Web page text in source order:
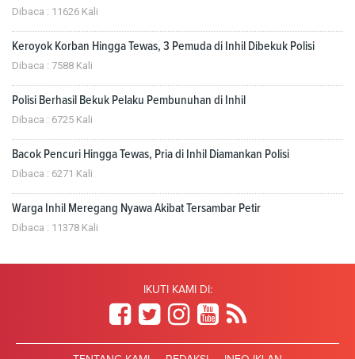
Dibaca : 11626 Kali
Keroyok Korban Hingga Tewas, 3 Pemuda di Inhil Dibekuk Polisi
Dibaca : 7588 Kali
Polisi Berhasil Bekuk Pelaku Pembunuhan di Inhil
Dibaca : 6725 Kali
Bacok Pencuri Hingga Tewas, Pria di Inhil Diamankan Polisi
Dibaca : 6271 Kali
Warga Inhil Meregang Nyawa Akibat Tersambar Petir
Dibaca : 11378 Kali
IKUTI KAMI DI: